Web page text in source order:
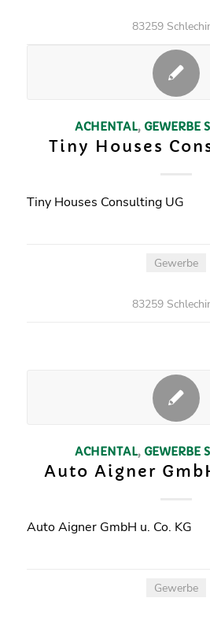
83259
ACHENTAL, GEWERBE
Tiny Houses
Tiny Houses Consulting UG
Gewerbe
83259
ACHENTAL, GEWERBE
Auto Aigner
Auto Aigner GmbH u. Co. KG
Gewerbe